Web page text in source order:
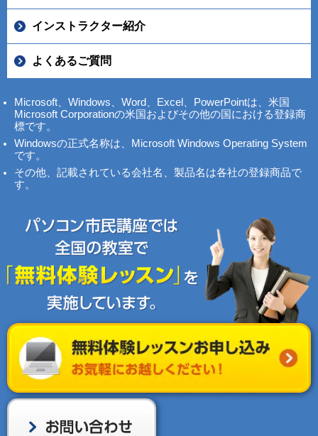
インストラクター紹介
よくあるご質問
Microsoft、Windows、Word、Excel、PowerPointは、米国
Microsoft Corporationの米国およびその他の国における登録商
標です。
Windowsの正式名称は、Microsoft Windows Operating System
です。
その他、記載されている会社名、製品名は各社の登録商品で
す。